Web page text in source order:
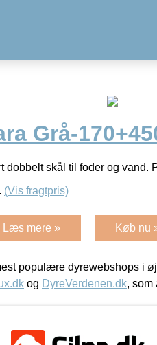
Grå-
dobbelt skål til foder og vand.
(Vis fragtpris)
Læs mere » Køb nu
populære dyrewebshops i
og DyreVerdenen.dk, som